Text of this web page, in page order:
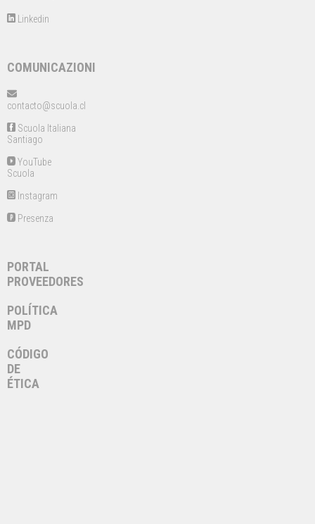
Linkedin
COMUNICAZIONI
contacto@scuola.cl
Scuola Italiana
Santiago
YouTube
Scuola
Instagram
Presenza
PORTAL
PROVEEDORES
POLÍTICA
MPD
CÓDIGO
DE
ÉTICA